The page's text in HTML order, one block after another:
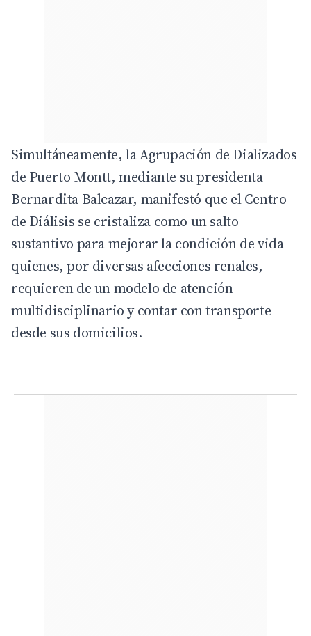
Simultáneamente, la Agrupación de Dializados
de Puerto Montt, mediante su presidenta
Bernardita Balcazar, manifestó que el Centro
de Diálisis se cristaliza como un salto
sustantivo para mejorar la condición de vida
quienes, por diversas afecciones renales,
requieren de un modelo de atención
multidisciplinario y contar con transporte
desde sus domicilios.